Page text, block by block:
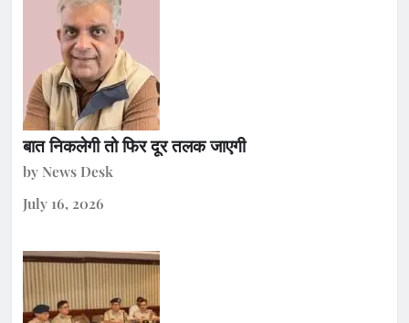
बात निकलेगी तो फिर दूर तलक जाएगी
by News Desk
July 16, 2026